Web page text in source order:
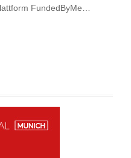
FundedByMe…